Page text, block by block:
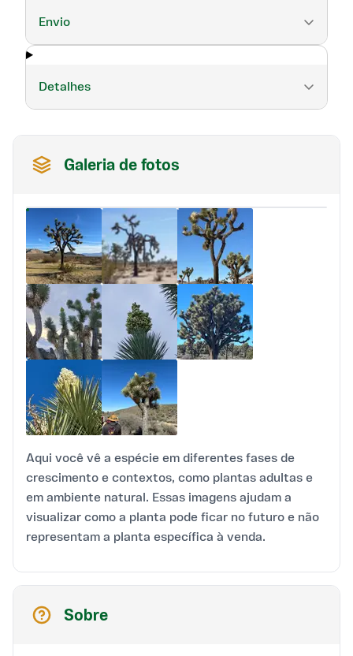
Envio
Detalhes
Galeria de fotos
Aqui você vê a espécie em diferentes fases de
crescimento e contextos, como plantas adultas e
em ambiente natural. Essas imagens ajudam a
visualizar como a planta pode ficar no futuro e não
representam a planta específica à venda.
Sobre